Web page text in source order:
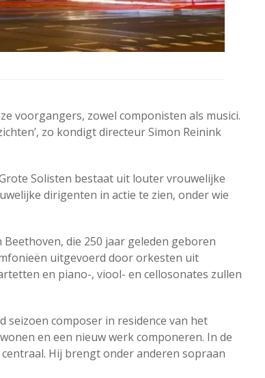
voorgangers, zowel componisten als musici.
zo kondigt directeur Simon Reinink
Solisten bestaat uit louter vrouwelijke
dirigenten in actie te zien, onder wie
die 250 jaar geleden geboren
uitgevoerd door orkesten uit
en piano-, viool- en cellosonates zullen
seizoen composer in residence van het
en een nieuw werk componeren. In de
Hij brengt onder anderen sopraan